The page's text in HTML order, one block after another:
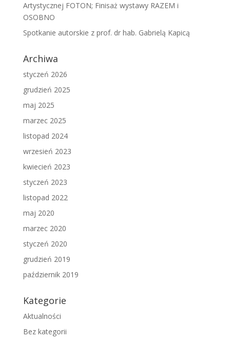
Artystycznej FOTON; Finisaż wystawy RAZEM i
OSOBNO
Spotkanie autorskie z prof. dr hab. Gabrielą Kapicą
Archiwa
styczeń 2026
grudzień 2025
maj 2025
marzec 2025
listopad 2024
wrzesień 2023
kwiecień 2023
styczeń 2023
listopad 2022
maj 2020
marzec 2020
styczeń 2020
grudzień 2019
październik 2019
Kategorie
Aktualności
Bez kategorii